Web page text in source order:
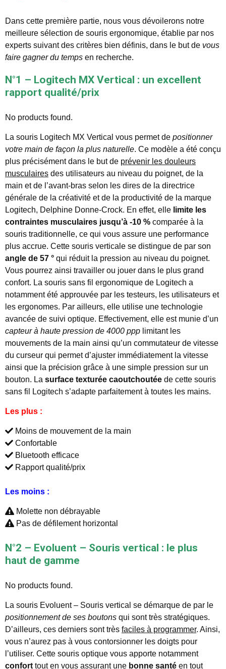
Dans cette première partie, nous vous dévoilerons notre
meilleure sélection de souris ergonomique, établie par nos
experts suivant des critères bien définis, dans le but de vous
faire gagner du temps en recherche.
N°1 – Logitech MX Vertical : un excellent
rapport qualité/prix
No products found.
La souris Logitech MX Vertical vous permet de positionner
votre main de façon la plus naturelle. Ce modèle a été conçu
plus précisément dans le but de prévenir les douleurs
musculaires des utilisateurs au niveau du poignet, de la
main et de l’avant-bras selon les dires de la directrice
générale de la créativité et de la productivité de la marque
Logitech, Delphine Donne-Crock. En effet, elle limite les
contraintes musculaires jusqu’à -10 % comparée à la
souris traditionnelle, ce qui vous assure une performance
plus accrue. Cette souris verticale se distingue de par son
angle de 57 ° qui réduit la pression au niveau du poignet.
Vous pourrez ainsi travailler ou jouer dans le plus grand
confort. La souris sans fil ergonomique de Logitech a
notamment été approuvée par les testeurs, les utilisateurs et
les ergonomes. Par ailleurs, elle utilise une technologie
avancée de suivi optique. Effectivement, elle est munie d’un
capteur à haute pression de 4000 ppp limitant les
mouvements de la main ainsi qu’un commutateur de vitesse
du curseur qui permet d’ajuster immédiatement la vitesse
ainsi que la précision grâce à une simple pression sur un
bouton. La surface texturée caoutchoutée de cette souris
sans fil Logitech s’adapte parfaitement à toutes les mains.
Les plus :
Moins de mouvement de la main
Confortable
Bluetooth efficace
Rapport qualité/prix
Les moins :
Molette non débrayable
Pas de défilement horizontal
N°2 – Evoluent – Souris vertical : le plus
haut de gamme
No products found.
La souris Evoluent – Souris vertical se démarque de par le
positionnement de ses boutons qui sont très stratégiques.
D’ailleurs, ces derniers sont très faciles à programmer. Ainsi,
vous n’aurez pas à vous contorsionner les doigts pour
l’utiliser. Cette souris optique vous apporte notamment
confort tout en vous assurant une bonne santé en tout